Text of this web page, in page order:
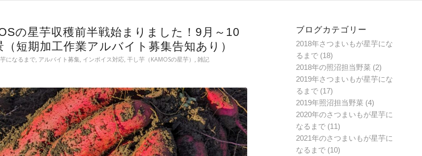
の星芋収穫前半戦始まりました！9月～10
（短期加工作業アルバイト募集告知あり）
になるまで, アルバイト募集, インボイス対応, 干し芋（KAMOSの星芋） , 雑記
ブログカテゴリー
2018年さつまいもが星芋にな
るまで (18)
2018年の照沼担当野菜 (2)
2019年さつまいもが星芋にな
るまで (17)
2019年照沼担当野菜 (4)
2020年のさつまいもが星芋に
なるまで (11)
2021年のさつまいもが星芋に
なるまで (10)